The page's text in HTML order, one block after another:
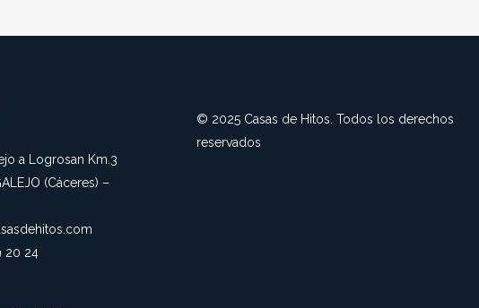
a Logrosan Km.3
(Cáceres) –
20 24
© 2025 Casas de Hitos. Todos los derechos
reservados